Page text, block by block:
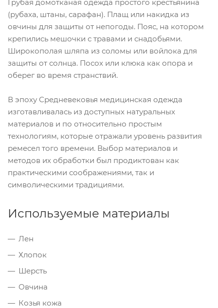
Грубая домотканая одежда простого крестьянина
(рубаха, штаны, сарафан). Плащ или накидка из
овчины для защиты от непогоды. Пояс, на котором
крепились мешочки с травами и снадобьями.
Широкополая шляпа из соломы или войлока для
защиты от солнца. Посох или клюка как опора и
оберег во время странствий.
В эпоху Средневековья медицинская одежда
изготавливалась из доступных натуральных
материалов и по относительно простым
технологиям, которые отражали уровень развития
ремесел того времени. Выбор материалов и
методов их обработки был продиктован как
практическими соображениями, так и
символическими традициями.
Используемые материалы
Лен
Хлопок
Шерсть
Овчина
Козья кожа